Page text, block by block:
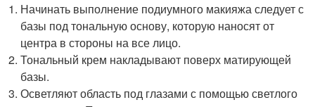
Начинать выполнение подиумного макияжа следует с
базы под тональную основу, которую наносят от
центра в стороны на все лицо.
Тональный крем накладывают поверх матирующей
базы.
Осветляют область под глазами с помощью светлого